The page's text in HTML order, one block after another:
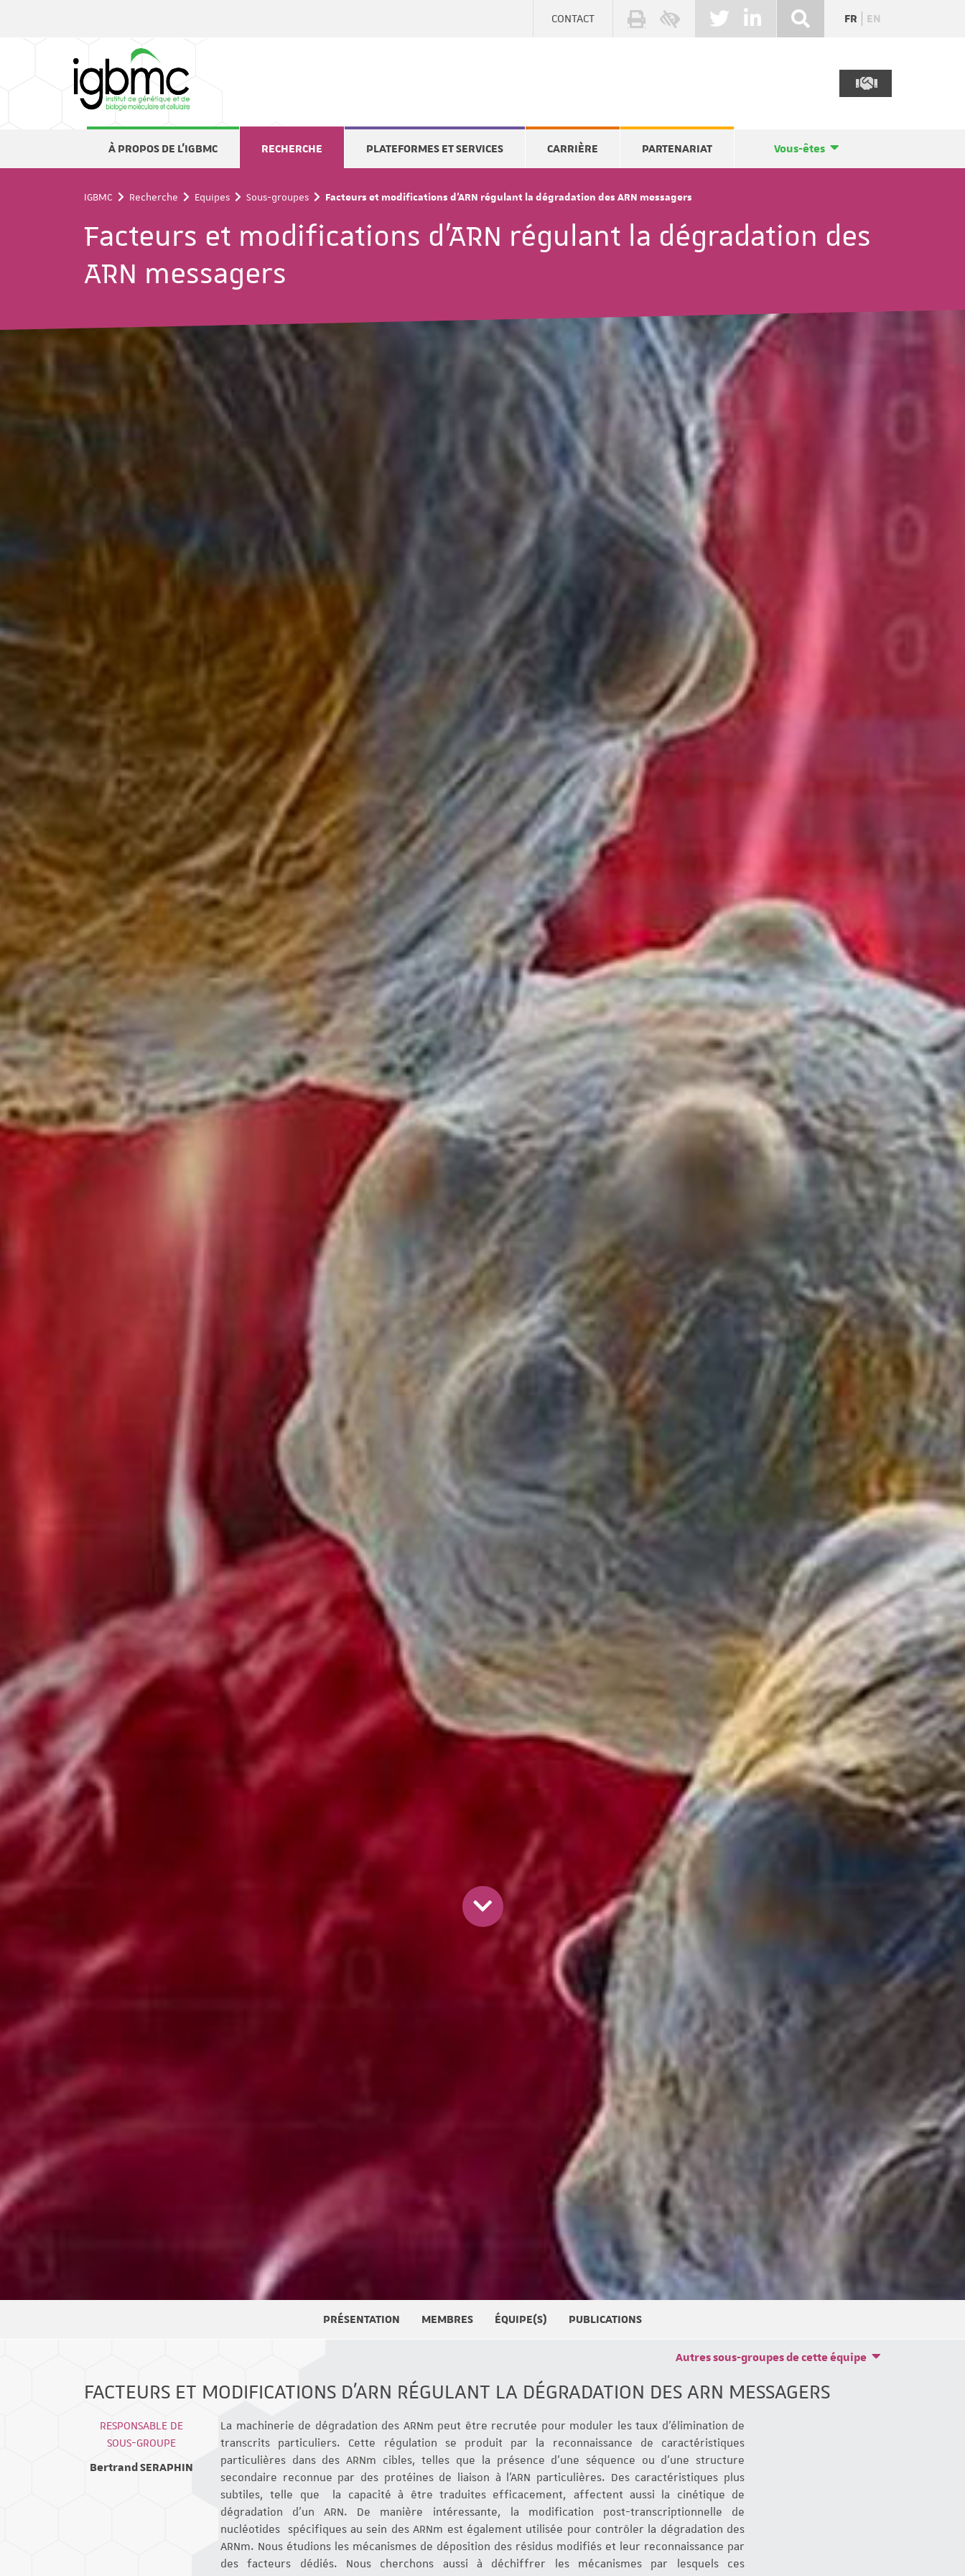
CONTACT FR EN
À PROPOS DE L'IGBMC RECHERCHE PLATEFORMES ET SERVICES CARRIÈRE PARTENARIAT Vous-êtes
IGBMC Recherche Equipes Sous-groupes Facteurs et modifications d'ARN régulant la dégradation des ARN messagers
Facteurs et modifications d'ARN régulant la dégradation des
ARN messagers
PRÉSENTATION MEMBRES ÉQUIPE(S) PUBLICATIONS
FACTEURS ET MODIFICATIONS D'ARN RÉGULANT LA DÉGRADATION DES ARN MESSAGERS
Autres sous-groupes de cette équipe
RESPONSABLE DE
SOUS-GROUPE
Bertrand SERAPHIN
La machinerie de dégradation des ARNm peut être recrutée pour moduler les taux d'élimination de
transcrits particuliers. Cette régulation se produit par la reconnaissance de caractéristiques
particulières dans des ARNm cibles, telles que la présence d'une séquence ou d'une structure
secondaire reconnue par des protéines de liaison à l'ARN particulières. Des caractéristiques plus
subtiles, telle que la capacité à être traduites efficacement, affectent aussi la cinétique de
dégradation d’un ARN. De manière intéressante, la modification post-transcriptionnelle de
nucléotides spécifiques au sein des ARNm est également utilisée pour contrôler la dégradation des
ARNm. Nous étudions les mécanismes de déposition des résidus modifiés et leur reconnaissance par
des facteurs dédiés. Nous cherchons aussi à déchiffrer les mécanismes par lesquels ces